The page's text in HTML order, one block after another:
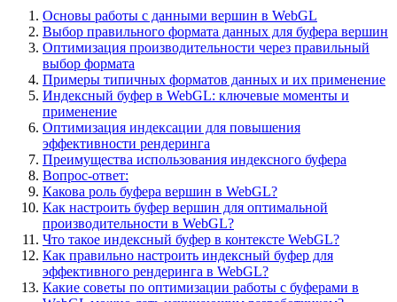
Основы работы с данными вершин в WebGL
Выбор правильного формата данных для буфера вершин
Оптимизация производительности через правильный
выбор формата
Примеры типичных форматов данных и их применение
Индексный буфер в WebGL: ключевые моменты и
применение
Оптимизация индексации для повышения
эффективности рендеринга
Преимущества использования индексного буфера
Вопрос-ответ:
Какова роль буфера вершин в WebGL?
Как настроить буфер вершин для оптимальной
производительности в WebGL?
Что такое индексный буфер в контексте WebGL?
Как правильно настроить индексный буфер для
эффективного рендеринга в WebGL?
Какие советы по оптимизации работы с буферами в